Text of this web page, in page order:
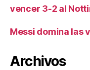
vencer 3-2 al
Messi domina las
Archivos